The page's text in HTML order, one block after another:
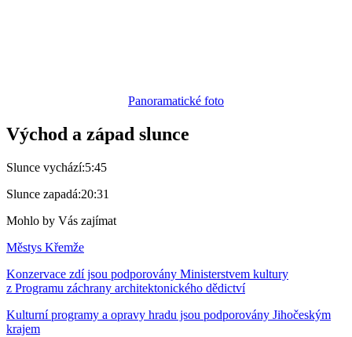
Panoramatické foto
Východ a západ slunce
Slunce vychází:5:45
Slunce zapadá:20:31
Mohlo by Vás zajímat
Městys Křemže
Konzervace zdí jsou podporovány Ministerstvem kultury
z Programu záchrany architektonického dědictví
Kulturní programy a opravy hradu jsou podporovány Jihočeským
krajem